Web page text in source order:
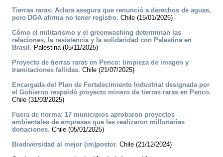
Tierras raras: Aclara asegura que renunció a derechos de aguas,
pero DGA afirma no tener registro. Chile (15/01/2026)
Cómo el militarismo y el greenwashing determinan las
relaciones, la resistencia y la solidaridad con Palestina en
Brasil. Palestina (05/11/2025)
Proyecto de tierras raras en Penco: limpieza de imagen y
tramitaciones fallidas. Chile (21/07/2025)
Encargada del Plan de Fortalecimiento Industrial designada por
el Gobierno respaldó proyecto minero de tierras raras en Penco.
Chile (31/03/2025)
Fuera de norma: 17 municipios aprobaron proyectos
ambientales de empresas que les realizaron millonarias
donaciones. Chile (05/01/2025)
Biodiversidad al mejor (im)postor. Chile (21/12/2024)